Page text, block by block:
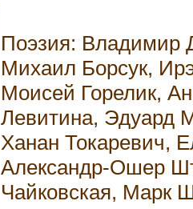
Поэзия: Владимир
Михаил Борсук,
Моисей Горелик,
Левитина, Эдуард
Ханан Токаревич,
Александр-Ошер
Чайковская, Марк